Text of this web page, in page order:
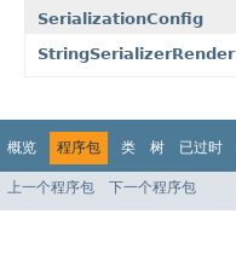
SerializationConfig
StringSerializerRender
概览 程序包 类 树 已过时
上一个程序包 下一个程序包